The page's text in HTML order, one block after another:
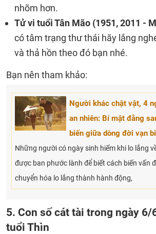
nhõm hơn.
Tử vi tuổi Tân Mão (1951, 2011 -
có tâm trạng thư thái hãy lắng
và thả hồn theo đó bạn nhé.
Bạn nên tham khảo:
Người khác chật vật, 4
an nhiên: Bí mật đằng
biến giữa dòng đời vạn
Những người có ngày sinh hiếm khi lo lắng
được ban phước lành để biết cách biến vấn
chuyển hóa lo lắng thành hành động,
5. Con số cát tài trong ngày
tuổi Thìn